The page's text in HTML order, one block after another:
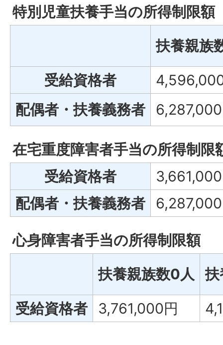
特別児童扶養手当の所得制限額
扶養親族
受給資格者
配偶者・扶養義務者
在宅重度障害者手当の所得制限
受給資格者
配偶者・扶養義務者
心身障害者手当の所得制限額
扶養親族数0人
扶
受給資格者
3,761,000円